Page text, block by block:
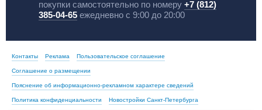
покупки самостоятельно по номеру +7 (812)
385-04-65ежедневно с 9:00 до 20:00
Контакты Реклама Пользовательское соглашение
Соглашение о размещении
Пояснение об информационно-рекламном характере сведений
Политика конфиденциальности Новостройки Санкт-Петербурга